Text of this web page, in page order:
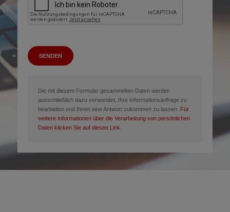
SENDEN
Die mit diesem Formular gesammelten Daten werden
ausschließlich dazu verwendet, Ihre Informationsanfrage zu
bearbeiten und Ihnen eine Antwort zukommen zu lassen. Für
weitere Informationen über die Verarbeitung von persönlichen
Daten klicken Sie auf diesen Link.